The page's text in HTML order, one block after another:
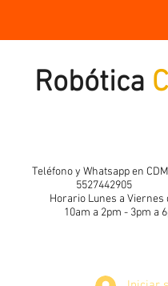
Robótica
Teléfono y Whatsapp en
5527442905
Horario Lunes a Viernes
10am a 2pm - 3pm a